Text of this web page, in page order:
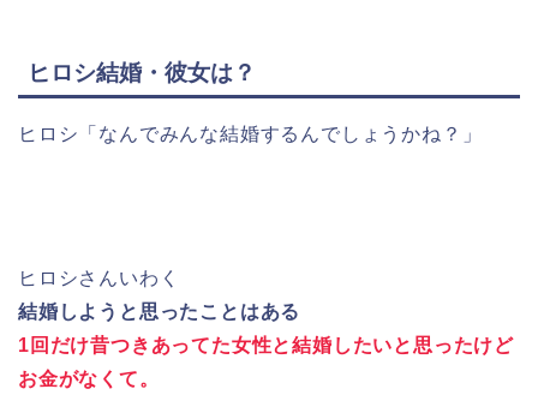
ヒロシ結婚・彼女は？
ヒロシ「なんでみんな結婚するんでしょうかね？」
ヒロシさんいわく
結婚しようと思ったことはある
1回だけ昔つきあってた女性と結婚したいと思ったけど
お金がなくて。